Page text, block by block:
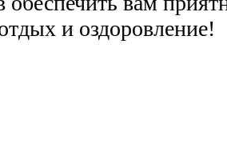
и оздоровление!